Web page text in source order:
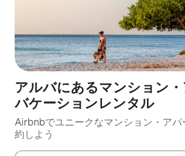
アルバにあるマンション
バケーションレンタル
Airbnbでユニークなマンション・アパ
約しよう